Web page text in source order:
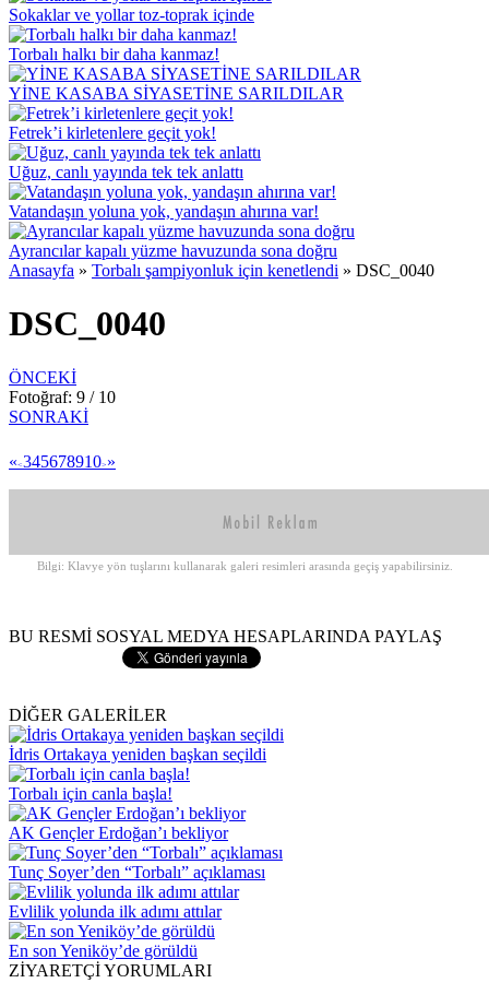
Sokaklar ve yollar toz-toprak içinde
Torbalı halkı bir daha kanmaz!
YİNE KASABA SİYASETİNE SARILDILAR
Fetrek’i kirletenlere geçit yok!
Uğuz, canlı yayında tek tek anlattı
Vatandaşın yoluna yok, yandaşın ahırına var!
Ayrancılar kapalı yüzme havuzunda sona doğru
Anasayfa » Torbalı şampiyonluk için kenetlendi » DSC_0040
DSC_0040
ÖNCEKİ
Fotoğraf: 9 / 10
SONRAKİ
«<345678910> »
Bilgi: Klavye yön tuşlarını kullanarak galeri resimleri arasında geçiş yapabilirsiniz.
BU RESMİ SOSYAL MEDYA HESAPLARINDA PAYLAŞ
DİĞER GALERİLER
İdris Ortakaya yeniden başkan seçildi
Torbalı için canla başla!
AK Gençler Erdoğan’ı bekliyor
Tunç Soyer’den “Torbalı” açıklaması
Evlilik yolunda ilk adımı attılar
En son Yeniköy’de görüldü
ZİYARETÇİ YORUMLARI